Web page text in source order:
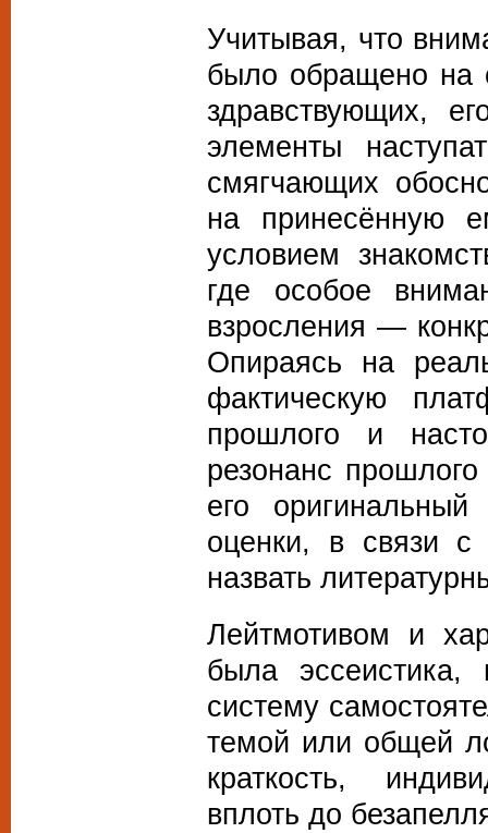
Учитывая, что
было обращено на
здравствующих,
элементы
смягчающих
на принесённую
условием
где особое
взросления —
Опираясь на
фактическую
прошлого и
резонанс
его
оценки, в связи
назвать
Лейтмотивом и
была эссеистика,
систему
темой или общей
краткость,
вплоть до